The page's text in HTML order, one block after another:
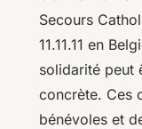
Secours
11.11.11 en
solidarité peut
concrète. Ces
bénévoles et